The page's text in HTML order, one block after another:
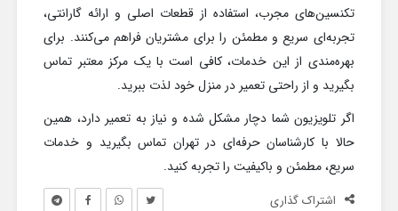
تکنسین‌های مجرب، استفاده از قطعات اصلی و ارائه گارانتی،
تجربه‌ای سریع و مطمئن را برای مشتریان فراهم می‌کنند. برای
بهره‌مندی از این خدمات، کافی است با یک مرکز معتبر تماس
بگیرید و از راحتی تعمیر در منزل خود لذت ببرید.
اگر تلویزیون شما دچار مشکل شده و نیاز به تعمیر دارد، همین
حالا با کارشناسان حرفه‌ای در تهران تماس بگیرید و خدمات
سریع، مطمئن و باکیفیت را تجربه کنید.
اشتراک گذاری